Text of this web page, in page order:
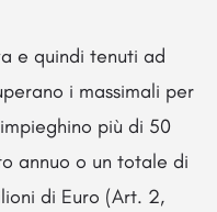
e quindi tenuti ad
i massimali per
più di 50
annuo o un totale di
di Euro (Art. 2,